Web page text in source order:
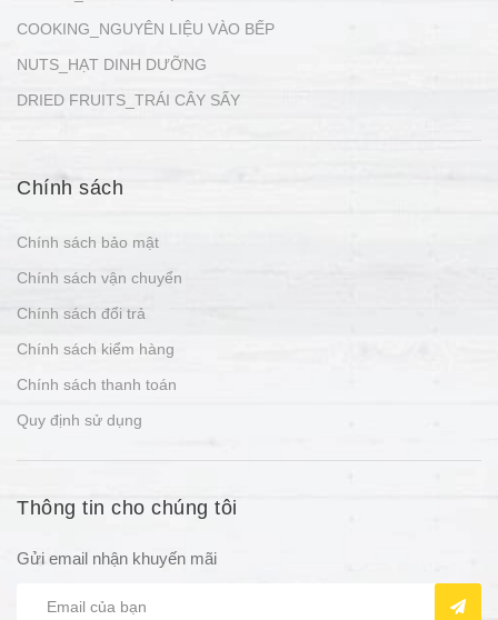
COOKING_NGUYÊN LIỆU VÀO BẾP
NUTS_HẠT DINH DƯỠNG
DRIED FRUITS_TRÁI CÂY SẤY
Chính sách
Chính sách bảo mật
Chính sách vận chuyển
Chính sách đổi trả
Chính sách kiểm hàng
Chính sách thanh toán
Quy định sử dụng
Thông tin cho chúng tôi
Gửi email nhận khuyến mãi